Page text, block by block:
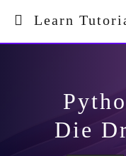
Learn
Die